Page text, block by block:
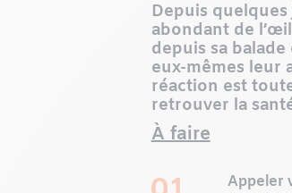
Depuis
abondant de
depuis sa
eux-mêmes leur
réaction est
retrouver la
À faire
Appeler